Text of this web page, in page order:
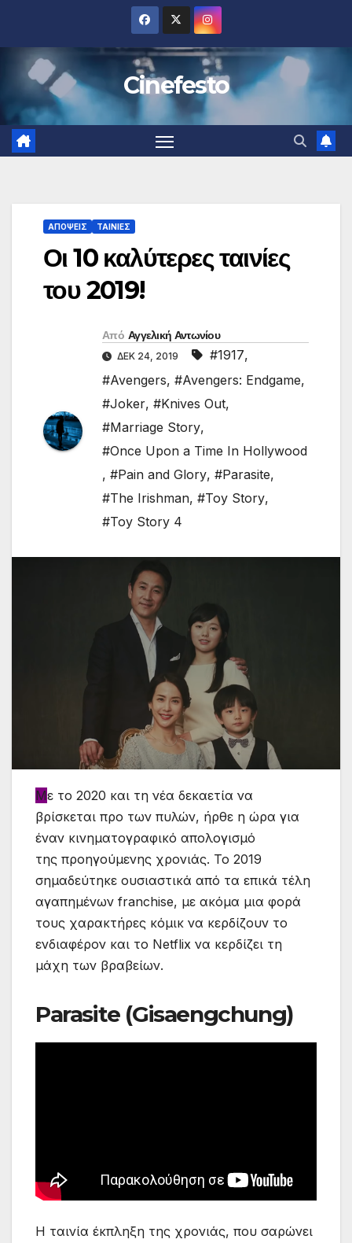
περιεχόμενο
Cinefesto
ΑΠΟΨΕΙΣ ΤΑΙΝΙΕΣ
Οι 10 καλύτερες ταινίες
του 2019!
Από Αγγελική Αντωνίου
ΔΕΚ 24, 2019 #1917,
#Avengers, #Avengers: Endgame,
#Joker, #Knives Out,
#Marriage Story,
#Once Upon a Time In Hollywood
, #Pain and Glory, #Parasite,
#The Irishman, #Toy Story,
#Toy Story 4
Με το 2020 και τη νέα δεκαετία να
βρίσκεται προ των πυλών, ήρθε η ώρα για
έναν κινηματογραφικό απολογισμό
της προηγούμενης χρονιάς. Το 2019
σημαδεύτηκε ουσιαστικά από τα επικά τέλη
αγαπημένων franchise, με ακόμα μια φορά
τους χαρακτήρες κόμικ να κερδίζουν το
ενδιαφέρον και το Netflix να κερδίζει τη
μάχη των βραβείων.
Parasite (Gisaengchung)
Η ταινία έκπληξη της χρονιάς, που σαρώνει